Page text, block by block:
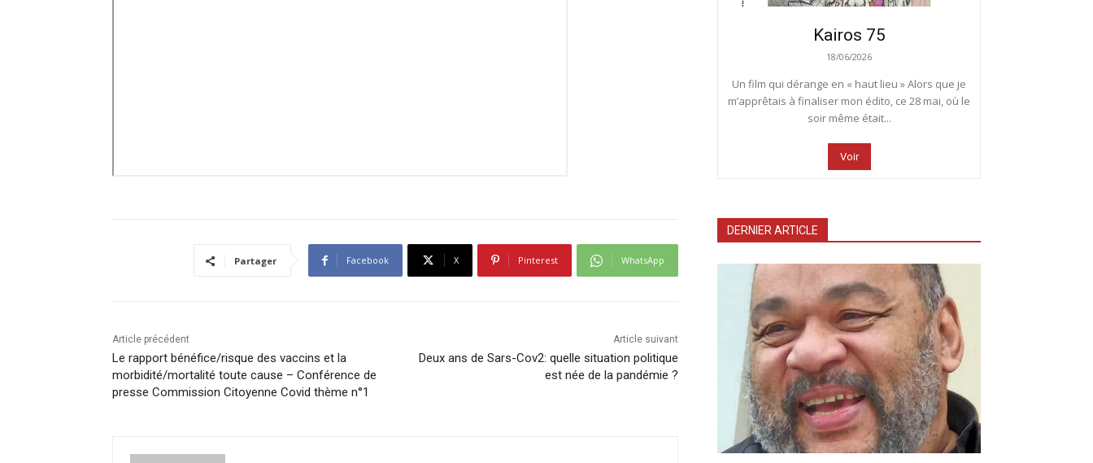
Partager Facebook X Pinterest WhatsApp
Article précédent
Le rapport bénéfice/risque des vaccins et la
morbidité/mortalité toute cause – Conférence de
presse Commission Citoyenne Covid thème n°1
Article suivant
Deux ans de Sars-Cov2: quelle situation politique
est née de la pandémie ?
Kairos 75
18/06/2026
Un film qui dérange en « haut lieu » Alors que je
m’apprêtais à finaliser mon édito, ce 28 mai, où le
soir même était...
Voir
DERNIER ARTICLE